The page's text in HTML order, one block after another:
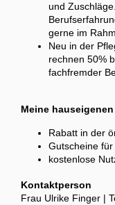
und
gerne im
Neu in der
rechnen 50%
fachfremder
Meine
Rabatt in der
Gutscheine
kostenlose
Kontaktperson
Frau Ulrike Finger |